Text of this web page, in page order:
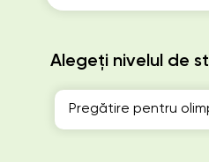
Alegeți nivelul de
Pregătire pentru